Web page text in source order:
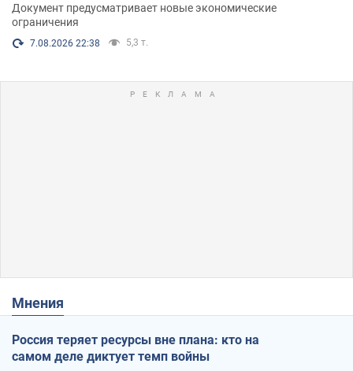
Документ предусматривает новые экономические
ограничения
7.08.2026 22:38 5,3 т.
Мнения
Россия теряет ресурсы вне плана: кто на
самом деле диктует темп войны